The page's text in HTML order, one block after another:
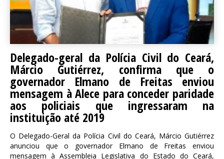
Delegado-geral da Polícia Civil do Ceará,
Márcio Gutiérrez, confirma que o
governador Elmano de Freitas enviou
mensagem à Alece para conceder paridade
aos policiais que ingressaram na
instituição até 2019
O Delegado-Geral da Polícia Civil do Ceará, Márcio Gutiérrez
anunciou que o governador Elmano de Freitas enviou
mensagem à Assembleia Legislativa do Estado do Ceará,